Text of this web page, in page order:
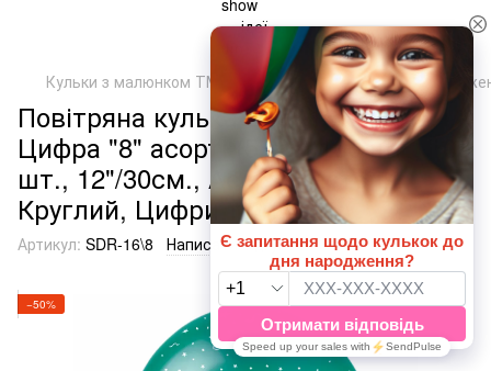
Кульки з малюнком ТМ Арт-студія "SHOW" День
Повітряна кулька SDR-16 12" -
Цифра "8" асорті (5 ст.) 100 шт., 100
шт., 12"/30см., Асортi пастель,
Круглий, Цифри та числа
Артикул: SDR-16\8 Написати відгук
−50%